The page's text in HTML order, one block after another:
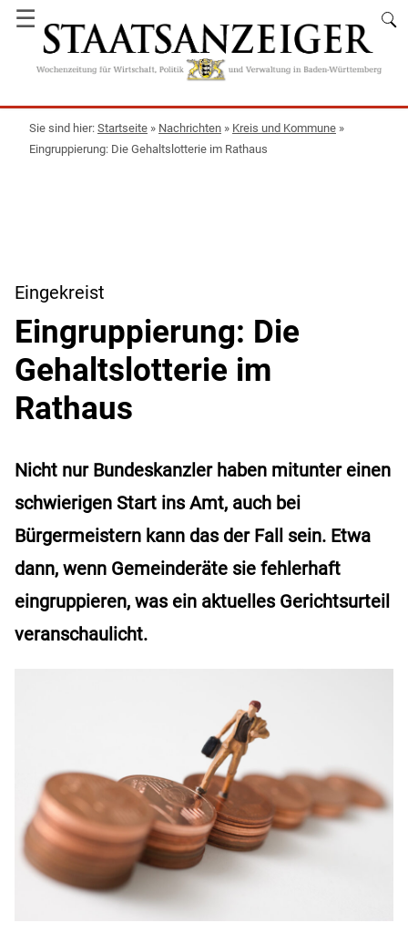
☰
Startseite » Nachrichten » Kreis und Kommune »
Eingruppierung: Die Gehaltslotterie im Rathaus
Eingekreist
Eingruppierung: Die
Gehaltslotterie im
Rathaus
Nicht nur Bundeskanzler haben mitunter einen
schwierigen Start ins Amt, auch bei
Bürgermeistern kann das der Fall sein. Etwa
dann, wenn Gemeinderäte sie fehlerhaft
eingruppieren, was ein aktuelles Gerichtsurteil
veranschaulicht.